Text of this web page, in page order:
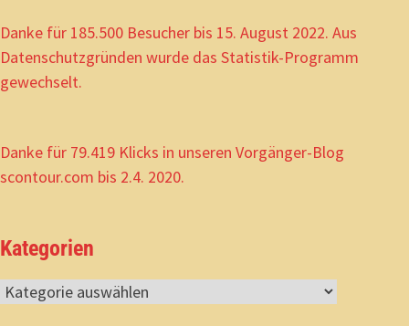
Danke für 185.500 Besucher bis 15. August 2022. Aus
Datenschutzgründen wurde das Statistik-Programm
gewechselt.
Danke für 79.419 Klicks in unseren Vorgänger-Blog
scontour.com bis 2.4. 2020.
Kategorien
Kategorien